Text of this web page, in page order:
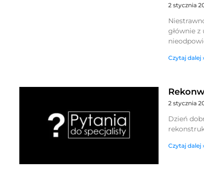
2 stycznia
głównie z
Czytaj dalej
2 stycznia
Dzień
Czytaj dalej